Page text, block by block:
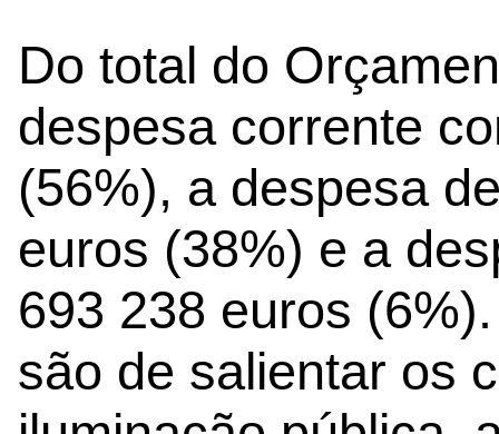
Do total do
despesa corrente
(56%), a despesa
euros (38%) e a
693 238 euros
são de salientar os